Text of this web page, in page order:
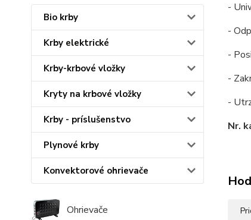
Bio krby
Krby elektrické
Krby-krbové vložky
Kryty na krbové vložky
Krby - príslušenstvo
Plynové krby
Konvektorové ohrievače
Ohrievače
-
-
-
-
-
Nr.